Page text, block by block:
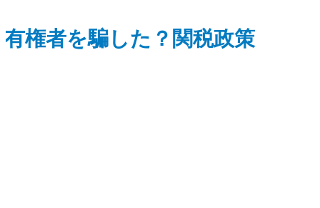
有権者を騙した？関税政策